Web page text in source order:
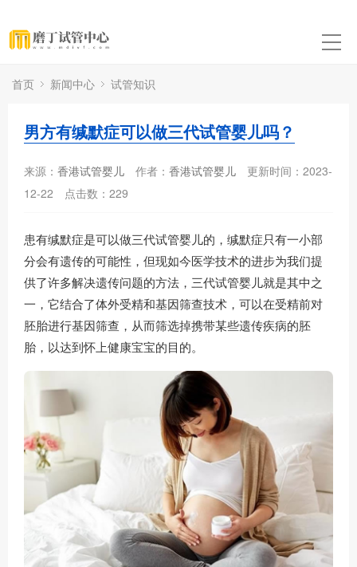
首页 新闻中心 试管知识
男方有缄默症可以做三代试管婴儿吗？
来源： 香港试管婴儿 作者： 香港试管婴儿
更新时间：2023-
12-22
点击数： 229
患有缄默症是可以做三代试管婴儿的，缄默症只有一小部
分会有遗传的可能性，但现如今医学技术的进步为我们提
供了许多解决遗传问题的方法，三代试管婴儿就是其中之
一，它结合了体外受精和基因筛查技术，可以在受精前对
胚胎进行基因筛查，从而筛选掉携带某些遗传疾病的胚
胎，以达到怀上健康宝宝的目的。